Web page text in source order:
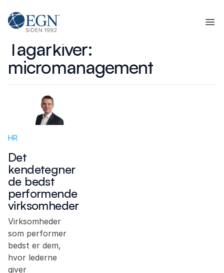
Executives' Global Network
Tagarkiver:
micromanagement
HR
Det
kendetegner
de bedst
performende
virksomheder
Virksomheder
som performer
bedst er dem,
hvor lederne
giver